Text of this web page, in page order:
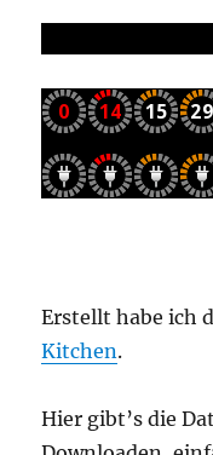
Erstellt habe ich
Kitchen.
Hier gibt’s die